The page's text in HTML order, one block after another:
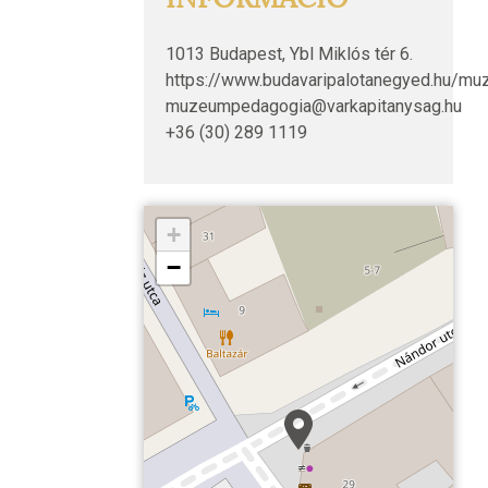
Várnegyed
1013 Budapest, Ybl Miklós tér 6.
https://www.budavaripalotanegyed.hu/
muzeumpedagogia@varkapitanysag.hu
+36 (30) 289 1119
+
−